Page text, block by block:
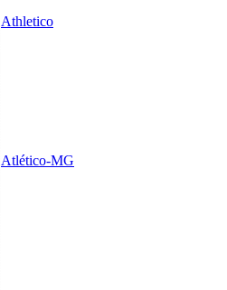
Athletico
Atlético-MG